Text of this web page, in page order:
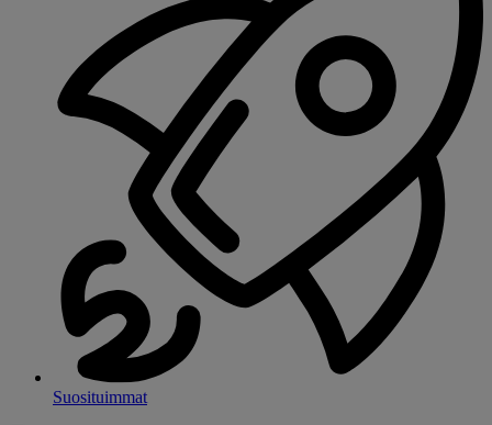
Suosituimmat